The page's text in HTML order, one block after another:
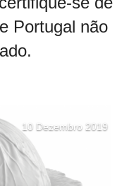
Portugal não
10 Dezembro 2019